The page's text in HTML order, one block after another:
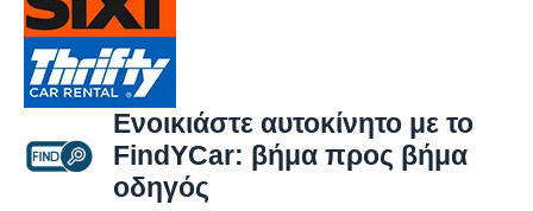
Ενοικιάστε αυτοκίνητο με το
FindYCar: βήμα προς βήμα
οδηγός